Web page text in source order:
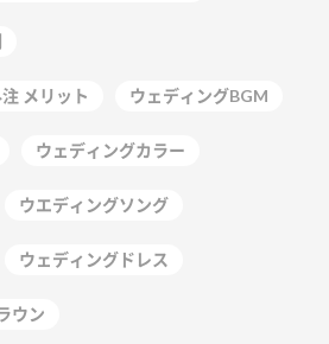
メリット ウェディングBGM
ウェディングカラー
ウエディングソング
ウェディングドレス
ウン